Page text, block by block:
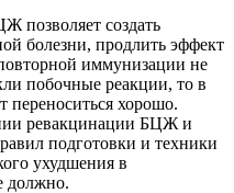
позволяет создать
болезни, продлить эффект
иммунизации не
побочные реакции, то в
переноситься хорошо.
ревакцинации БЦЖ и
подготовки и техники
ухудшения в
должно.